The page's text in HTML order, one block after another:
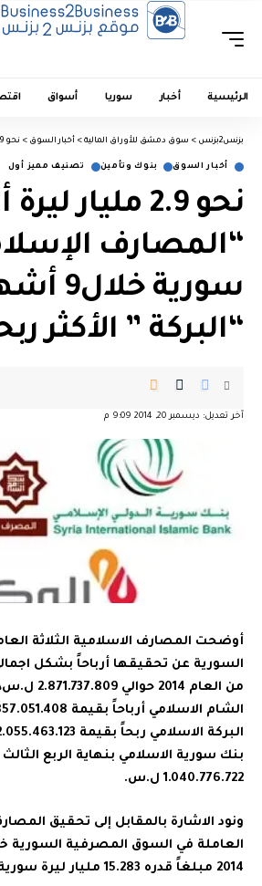
الرئيسية أخبار سوريا أسواق
بزنس2بزنس > سوق دمشق للأوراق المالية > أخبار السوق > نحو 2.9 مليار ليرة أرباح “المصارف الإسلامية” في سورية خلال9 أشهر..و بنك “البركة ” الأكثر ربحاً
أخبار السوق بنوك وتأمين تصنيف مميز أول
نحو 2.9 مليار
“المصارف
سورية
“البركة ” الأكثر
آخر تعديل: ديسمبر 20, 2014 9:09 م
أوضحت المصارف الاسلامية الثلاثة
السورية عن تحقيقها أرباحاً بشكل
من العام
بنك سورية الاسلامي بنهاية الربع
1.040.776.722 ل.س.
ونود الاشارة بالمقابل إلى تحقيق
2014 مبلغاً قدره 15.283 مليار ليرة سورية.